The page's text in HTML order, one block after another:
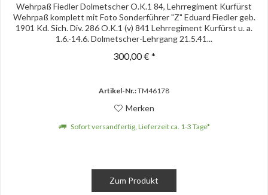
Wehrpaß Fiedler Dolmetscher O.K.1 84, Lehrregiment Kurfürst
Wehrpaß komplett mit Foto Sonderführer "Z" Eduard Fiedler geb.
1901 Kd. Sich. Div. 286 O.K.1 (v) 841 Lehrregiment Kurfürst u. a.
1.6.-14.6. Dolmetscher-Lehrgang 21.5.41...
300,00 € *
Artikel-Nr.:TM46178
Merken
Sofort versandfertig, Lieferzeit ca. 1-3 Tage*
Zum Produkt